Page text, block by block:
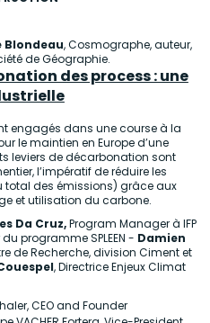
Blondeau, Cosmographe, auteur,
de Géographie.
des process : une
engagés dans une course à la
le maintien en Europe d’une
leviers de décarbonation sont
l’impératif de réduire les
total des émissions) grâce aux
et utilisation du carbone.
Da Cruz,Program Manager à IFP
programme SPLEEN - Damien
de Recherche, division Ciment et
, Directrice Enjeux Climat
CEO and Founder